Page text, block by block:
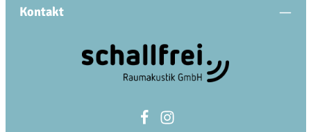
Kontakt